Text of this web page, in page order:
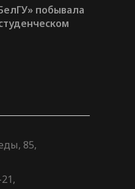
побывала
85,